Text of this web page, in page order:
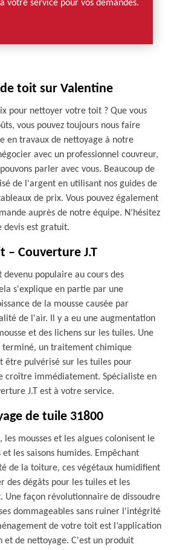
votre service pour vos demandes.
toit sur Valentine
pour nettoyer votre toit ? Que vous
vous pouvez toujours nous faire
en travaux de nettoyage à notre
avec un professionnel couvreur,
parler avec vous. Beaucoup de
de l'argent en utilisant nos guides de
de prix. Vous pouvez également
auprès de notre équipe. N’hésitez
devis est gratuit.
– Couverture J.T
devenu populaire au cours des
s'explique en partie par une
de la mousse causée par
de l'air. Il y a eu une augmentation
et des lichens sur les tuiles. Une
un traitement chimique
être pulvérisé sur les tuiles pour
croître immédiatement. Spécialiste en
J.T est à votre service.
de tuile 31800
les mousses et les algues colonisent le
les saisons humides. Empêchant
de la toiture, ces végétaux humidifient
des dégâts pour les tuiles et les
Une façon révolutionnaire de dissoudre
dommageables sans ruiner l'intégrité
de votre toit est l’application
et de nettoyage. C'est un produit